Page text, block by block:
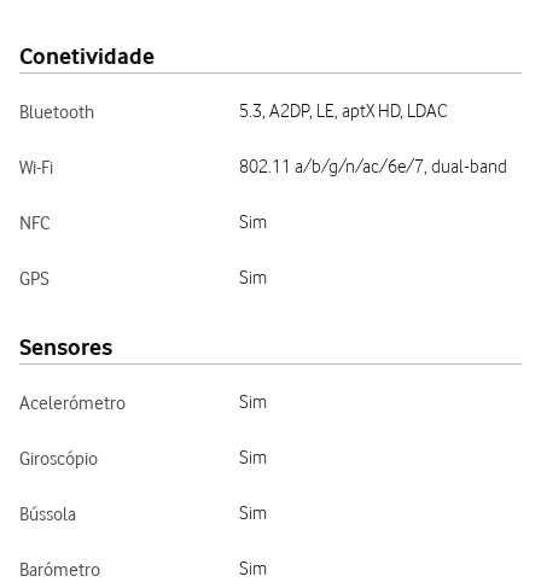
Conetividade
Bluetooth 5.3, A2DP, LE, aptX HD, LDAC
Wi-Fi 802.11 a/b/g/n/ac/6e/7, dual-band
NFC Sim
GPS Sim
Sensores
Acelerómetro Sim
Giroscópio Sim
Bússola Sim
Barómetro Sim